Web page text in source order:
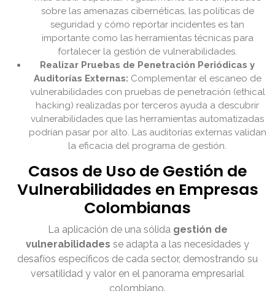
sobre las amenazas cibernéticas, las políticas de
seguridad y cómo reportar incidentes es tan
importante como las herramientas técnicas para
fortalecer la gestión de vulnerabilidades.
Realizar Pruebas de Penetración Periódicas y
Auditorías Externas: Complementar el escaneo de
vulnerabilidades con pruebas de penetración (ethical
hacking) realizadas por terceros ayuda a descubrir
vulnerabilidades que las herramientas automatizadas
podrían pasar por alto. Las auditorías externas validan
la eficacia del programa de gestión.
Casos de Uso de Gestión de
Vulnerabilidades en Empresas
Colombianas
La aplicación de una sólida gestión de
vulnerabilidades se adapta a las necesidades y
desafíos específicos de cada sector, demostrando su
versatilidad y valor en el panorama empresarial
colombiano.